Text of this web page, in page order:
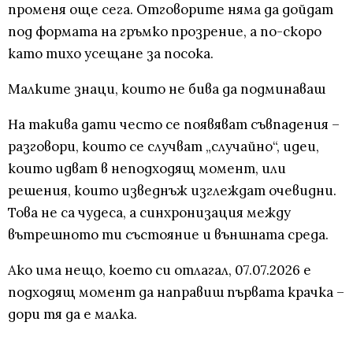
променя още сега. Отговорите няма да дойдат
под формата на гръмко прозрение, а по-скоро
като тихо усещане за посока.
Малките знаци, които не бива да подминаваш
На такива дати често се появяват съвпадения –
разговори, които се случват „случайно“, идеи,
които идват в неподходящ момент, или
решения, които изведнъж изглеждат очевидни.
Това не са чудеса, а синхронизация между
вътрешното ти състояние и външната среда.
Ако има нещо, което си отлагал, 07.07.2026 е
подходящ момент да направиш първата крачка –
дори тя да е малка.